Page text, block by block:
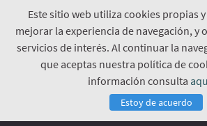
Este sitio web utiliza cookies propias
mejorar la experiencia de navegación, y
servicios de interés. Al continuar la
que aceptas nuestra política de
información consulta
Estoy de acuerdo